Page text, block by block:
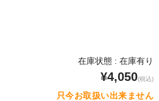
在庫状態 : 在庫有り
¥4,050(税込)
只今お取扱い出来ません